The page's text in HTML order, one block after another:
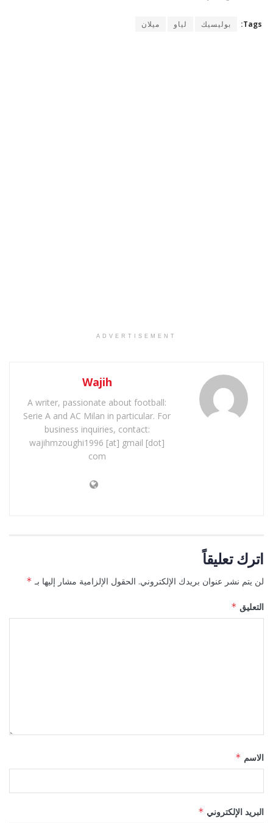
Tags: بوليسيك لياو ميلان
ADVERTISEMENT
Wajih
A writer, passionate about football:
Serie A and AC Milan in particular. For
business inquiries, contact:
wajihmzoughi1996 [at] gmail [dot]
com
اترك تعليقاً
لن يتم نشر عنوان بريدك الإلكتروني. الحقول الإلزامية مشار إليها بـ *
التعليق *
الاسم *
البريد الإلكتروني *